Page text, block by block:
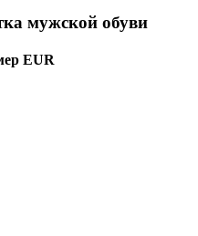
мужской обуви
EUR